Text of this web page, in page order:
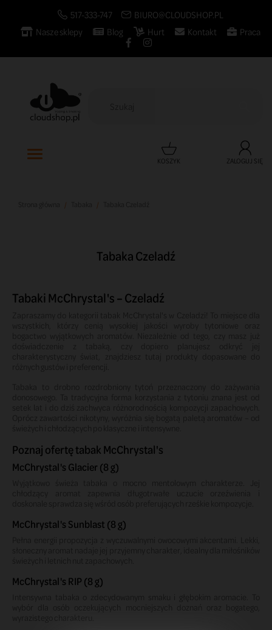
517-333-747
BIURO@CLOUDSHOP.PL
Nasze sklepy
Blog Hurt Kontakt Praca
KOSZYK ZALOGUJ SIĘ
Tabaka Czeladź
Tabaki McChrystal's – Czeladź
Poznaj ofertę tabak McChrystal's
McChrystal's Glacier (8 g)
McChrystal's Sunblast (8 g)
McChrystal's RIP (8 g)